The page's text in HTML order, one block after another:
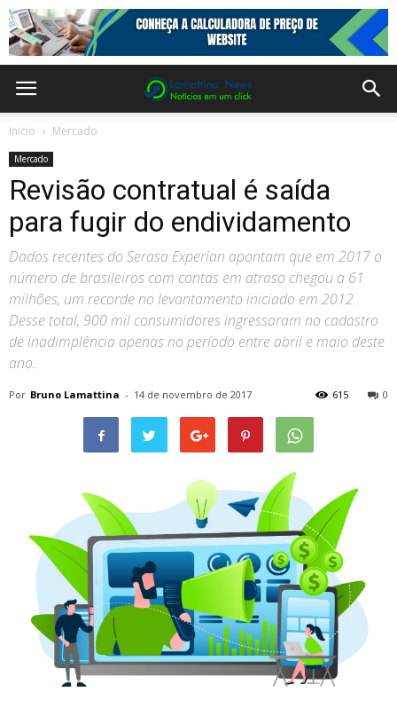
Inicio Mercado
Mercado
Revisão contratual é saída
para fugir do endividamento
Dados recentes do Serasa Experian apontam que em 2017 o
número de brasileiros com contas em atraso chegou a 61
milhões, um recorde no levantamento iniciado em 2012.
Desse total, 900 mil consumidores ingressaram no cadastro
de inadimplência apenas no período entre abril e maio deste
ano.
Por Bruno Lamattina - 14 de novembro de 2017 0
615